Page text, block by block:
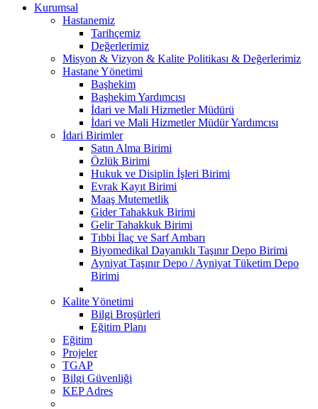
Kurumsal
Hastanemiz
Tarihçemiz
Değerlerimiz
Misyon & Vizyon & Kalite Politikası & Değerlerimiz
Hastane Yönetimi
Başhekim
Başhekim Yardımcısı
İdari ve Mali Hizmetler Müdürü
İdari ve Mali Hizmetler Müdür Yardımcısı
İdari Birimler
Satın Alma Birimi
Özlük Birimi
Hukuk ve Disiplin İşleri Birimi
Evrak Kayıt Birimi
Maaş Mutemetlik
Gider Tahakkuk Birimi
Gelir Tahakkuk Birimi
Tıbbi İlaç ve Sarf Ambarı
Biyomedikal Dayanıklı Taşınır Depo Birimi
Ayniyat Taşınır Depo / Ayniyat Tüketim Depo
Birimi
Kalite Yönetimi
Bilgi Broşürleri
Eğitim Planı
Eğitim
Projeler
TGAP
Bilgi Güvenliği
KEP Adres